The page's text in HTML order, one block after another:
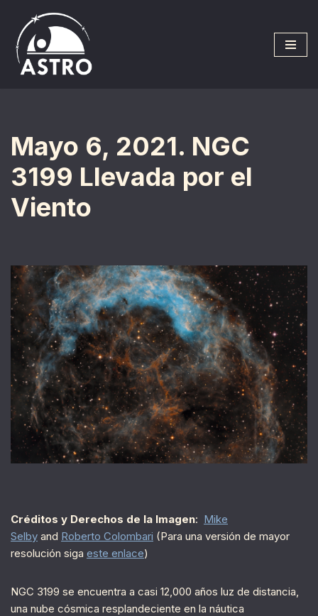
Saltar
al
contenido
Mayo 6, 2021. NGC
3199 Llevada por el
Viento
Créditos y Derechos de la Imagen: Mike
Selby and Roberto Colombari (Para una versión de mayor
resolución siga este enlace)
NGC 3199 se encuentra a casi 12,000 años luz de distancia,
una nube cósmica resplandeciente en la náutica